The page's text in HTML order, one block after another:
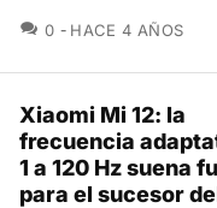
0 COMENTARIOS
HACE 4 AÑOS
Xiaomi Mi 12: la
frecuencia
1 a 120 Hz suena
para el sucesor